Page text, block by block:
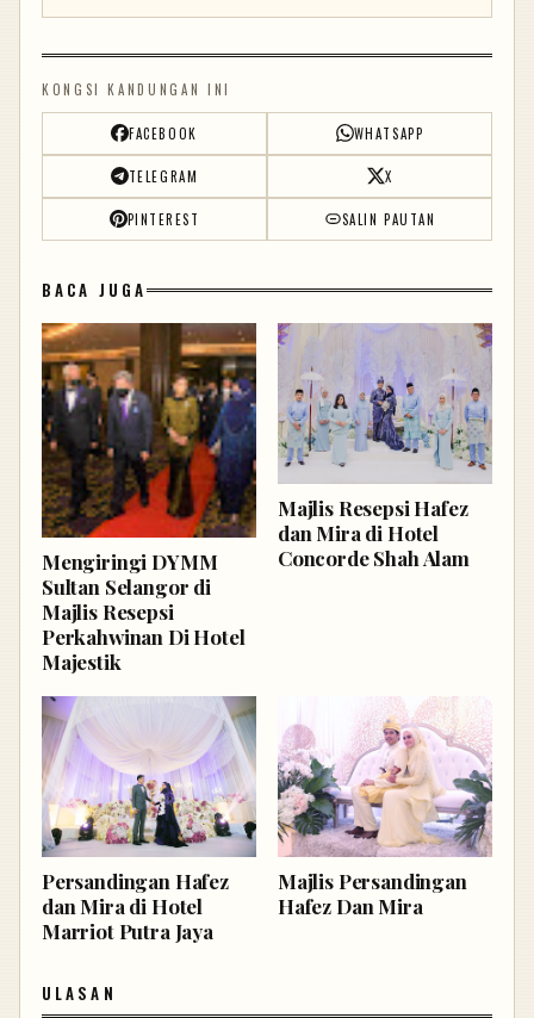
KONGSI KANDUNGAN INI
FACEBOOK WHATSAPP
TELEGRAM X
PINTEREST SALIN PAUTAN
BACA JUGA
Mengiringi DYMM
Sultan Selangor di
Majlis Resepsi
Perkahwinan Di Hotel
Majestik
Majlis Resepsi Hafez
dan Mira di Hotel
Concorde Shah Alam
Persandingan Hafez
dan Mira di Hotel
Marriot Putra Jaya
Majlis Persandingan
Hafez Dan Mira
ULASAN